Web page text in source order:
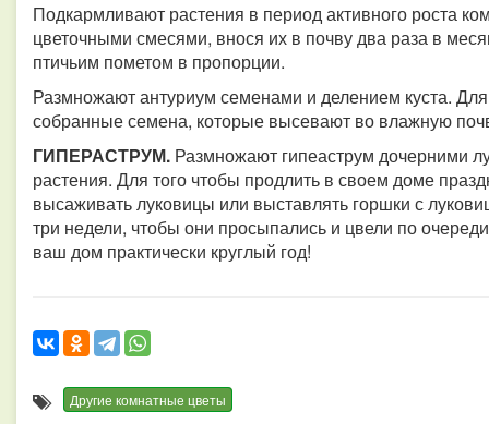
Подкармливают растения в период активного роста
цветочными смесями, внося их в почву два раза в
птичьим пометом в пропорции.
Размножают антуриум семенами и делением куста.
собранные семена, которые высевают во влажную
ГИПЕРАСТРУМ. Размножают гипеаструм дочерними
растения. Для того чтобы продлить в своем доме
высаживать луковицы или выставлять горшки с
три недели, чтобы они просыпались и цвели по
ваш дом практически круглый год!
Другие комнатные цветы